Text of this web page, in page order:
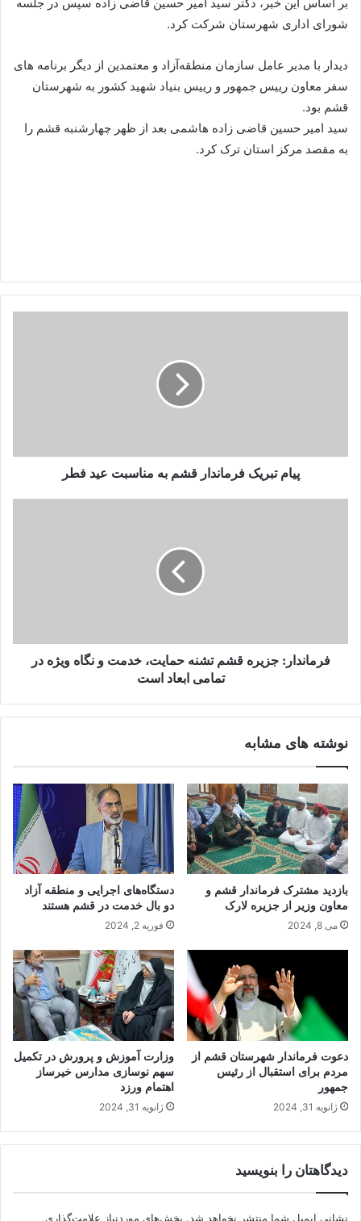
بر اساس این خبر، دکتر سید امیر حسین قاضی زاده سپس در جلسه
شورای اداری شهرستان شرکت کرد.
دیدار با مدیر عامل سازمان منطقه‌آزاد و معتمدین از دیگر برنامه های
سفر معاون رییس جمهور و رییس بنیاد شهید کشور به شهرستان
قشم بود.
سید امیر حسین قاضی زاده هاشمی بعد از ظهر چهارشنبه قشم را
به مقصد مرکز استان ترک کرد.
پیام تبریک فرماندار قشم به مناسبت عید فطر
فرماندار: جزیره قشم تشنه حمایت، خدمت و نگاه ویژه در
تمامی ابعاد است
نوشته های مشابه
بازدید مشترک فرماندار قشم و
معاون وزیر از جزیره لارک
می 8, 2024
دستگاه‌های اجرایی و منطقه آزاد
دو بال خدمت در قشم هستند
فوریه 2, 2024
دعوت فرماندار شهرستان قشم از
مردم برای استقبال از رئیس
جمهور
ژانویه 31, 2024
وزارت آموزش و پرورش در تکمیل
سهم نوسازی مدارس خیرساز
اهتمام ورزد
ژانویه 31, 2024
دیدگاهتان را بنویسید
نشانی ایمیل شما منتشر نخواهد شد. بخش‌های موردنیاز علامت‌گذاری